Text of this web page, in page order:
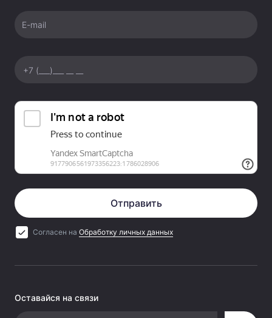
E-mail
Отправить
Согласен на Обработку личных данных
Оставайся на связи